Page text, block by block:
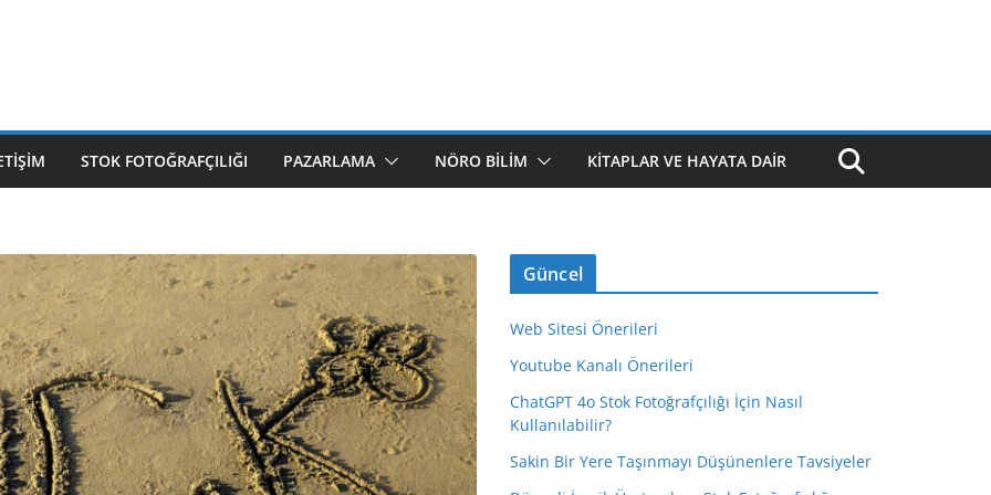
STOK FOTOĞRAFÇILIĞI PAZARLAMA NÖRO BILIM KITAPLAR VE HAYATA DAIR
Güncel
Web Sitesi Önerileri
Youtube Kanalı Önerileri
ChatGPT 4o Stok Fotoğrafçılığı İçin Nasıl
Kullanılabilir?
Sakin Bir Yere Taşınmayı Düşünenlere Tavsiyeler